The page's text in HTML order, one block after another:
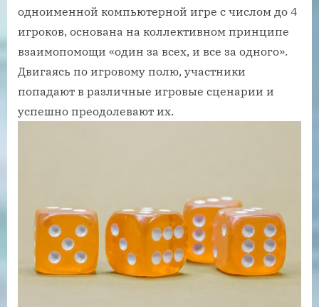
одноименной компьютерной игре с числом до 4
игроков, основана на коллективном принципе
взаимопомощи «один за всех, и все за одного».
Двигаясь по игровому полю, участники
попадают в различные игровые сценарии и
успешно преодолевают их.